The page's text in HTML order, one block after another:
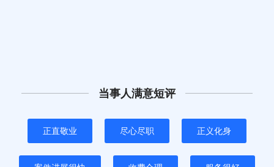
当事人满意短评
正直敬业 尽心尽职 正义化身